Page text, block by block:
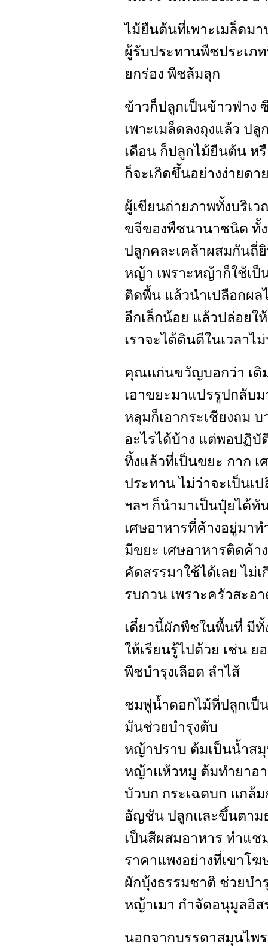
ไม้ยืนต้นที่เพาะเมล็ดมา
ผู้รับประทานพืชประเภ
ยกร่อง พืชล้มลุก
ข้าวก็ปลูกเป็นข้าวฟ่าง
เพาะเมล็ดลงถุงแล้ว ป
เดือน ก็ปลูกไม้ยืนต้น ห
ก็จะเกิดขึ้นอย่างง่ายด
ผู้เขียนถ่ายภาพทั้งบริเ
ขจีของพืชนานาชนิด ทั้
ปลูกคละเคล้าผสมกันถี่
หญ้า เพราะหญ้าก็ใช้เป็
ติดพื้น แล้วนำเปลือกผ
อีกเล็กน้อย แล้วปล่อยใ
เราจะได้ดินดีในเวลาไ
คุณแก่นขวัญบอกว่า เดิ
เอาขยะมาแปรรูปกลับ
หลุมก็เอากระเชียงถม
อะไรได้บ้าง แต่พอปฏิบั
ทิ้งแล้วที่เป็นขยะ กาก เ
ประทาน ไม่ว่าจะเป็นเ
ฯลฯ ก็นำมาเป็นปุ๋ยได้
เศษอาหารที่ค้างอยู่มา
มีขยะ เศษอาหารติดค้า
คัดสรรมาใช้ได้เลย ไม่
รบกวน เพราะครัวสะอ
เดี๋ยวนี้ผักพืชในพื้นที่ มี
ให้เรียนรู้ไปด้วย เช่น ย
พืชบำรุงเลือด ลำไส้
ชมพู่น้ำดอกไม้ที่ปลูกเป็
มันช่วยบำรุงตับ
หญ้าปราบ ต้มเป็นน้ำส
หญ้าแห้วหมู ต้มทำยาอ
บัวบก กระเฉดบก แกล้
อัญชัน ปลูกและขึ้นตาม
เป็นสีผสมอาหาร ทำแช
ราคาแพงอย่างที่เขาโ
ผักบุ้งธรรมชาติ ช่วยบำ
หญ้าเมา กำจัดอนุมูลอิส
นอกจากบรรดาสมุนไพ